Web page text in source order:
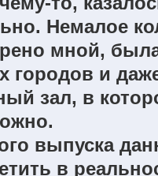
Немалое
мной,
городов и
зал, в
выпуска
в